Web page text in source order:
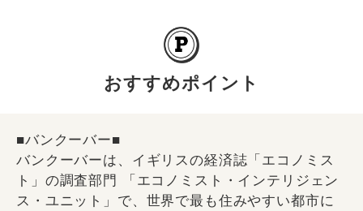
おすすめポイント
■バンクーバー■
バンクーバーは、イギリスの経済誌「エコノミス
ト」の調査部門 「エコノミスト・インテリジェン
ス・ユニット」で、世界で最も住みやすい都市に